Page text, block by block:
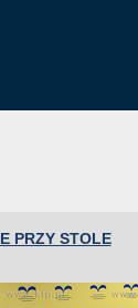
PRZY STOLE